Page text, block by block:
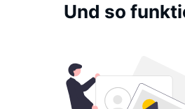
Und so